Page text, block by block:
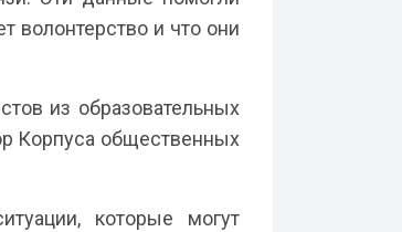
волонтерство и что они
из образовательных
Корпуса общественных
которые могут